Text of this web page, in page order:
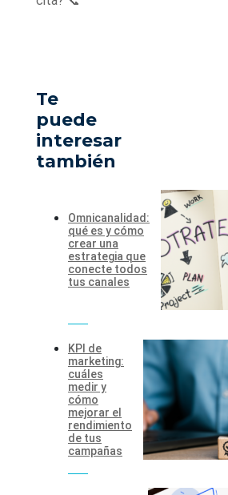
Te
puede
interesar
también
Omnicanalidad:
qué es y cómo
crear una
estrategia que
conecte todos
tus canales
KPI de
marketing:
cuáles
medir y
cómo
mejorar el
rendimiento
de tus
campañas